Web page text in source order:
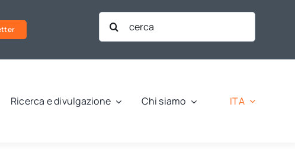
Cerca
per:
Ricerca e divulgazione Chi siamo ITA